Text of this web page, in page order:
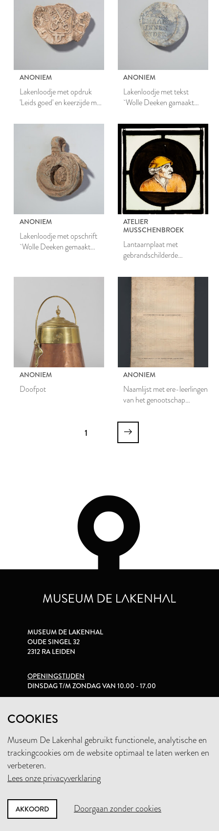
ANONIEM
Lakenloodje met opdruk
'Leids goed' en keerzijde met
ANONIEM
Lakenloodje met tekst
`Wolle Deeken gamaakt
ANONIEM
Lakenloodje met opschrift
`Wolle Deeken gemaakt
ATELIER
MUSSCHENBROEK
Lantaarnplaat met
gebrandschilderde
achtighe Tijs
ANONIEM
Doofpot
ANONIEM
Naamlijst met ere-leerlingen
van het genootschap
Genitrix (MSG) 1785-
1804
1
COOKIES
Museum De Lakenhal gebruikt functionele, analytische en
trackingcookies om de website optimaal te laten werken en
verbeteren.
Lees onze privacyverklaring
AKKOORD Doorgaan zonder cookies
MUSEUM DE LAKENHAL
OUDE SINGEL 32
2312 RA LEIDEN
OPENINGSTIJDEN
DINSDAG T/M ZONDAG VAN 10.00 - 17.00
+31 (0)71 5165360
INFO@LAKENHAL.NL
STEUN HET MUSEUM
NIEUWSBRIEF